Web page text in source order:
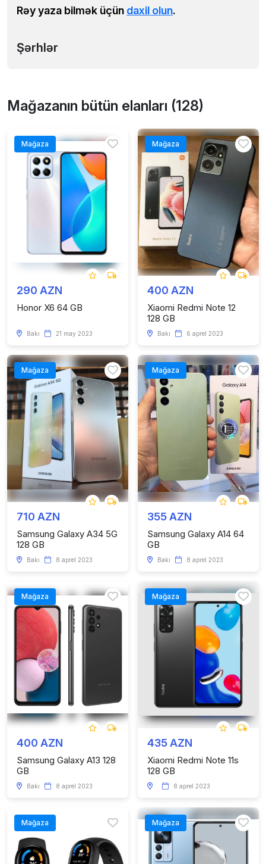
Rəy yaza bilmək üçün daxil olun.
Şərhlər
Mağazanın bütün elanları (128)
Mağaza
290 AZN
Honor X6 64 GB
Bakı 21 may 2023
Mağaza
400 AZN
Xiaomi Redmi Note 12
128 GB
Bakı 6 aprel 2023
Mağaza
710 AZN
Samsung Galaxy A34 5G
128 GB
Bakı 8 aprel 2023
Mağaza
355 AZN
Samsung Galaxy A14 64
GB
Bakı 8 aprel 2023
Mağaza
400 AZN
Samsung Galaxy A13 128
GB
Bakı 8 aprel 2023
Mağaza
435 AZN
Xiaomi Redmi Note 11s
128 GB
8 aprel 2023
Mağaza Mağaza